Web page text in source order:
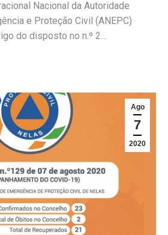
Nacional da Autoridade
e Proteção Civil (ANEPC)
do disposto no n.º 2…
Ago
7
2020